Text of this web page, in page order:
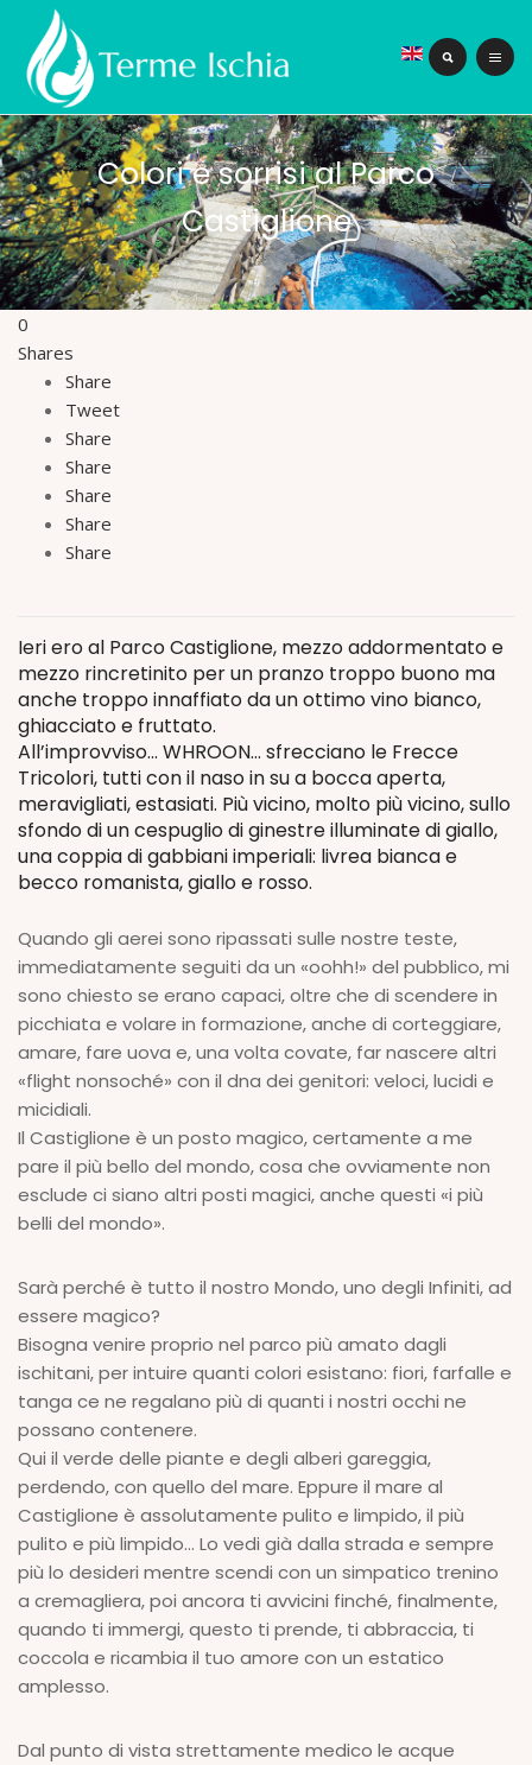
Colori e sorrisi al Parco
Castiglione
0
Shares
Share
Tweet
Share
Share
Share
Share
Share
Ieri ero al Parco Castiglione, mezzo addormentato e
mezzo rincretinito per un pranzo troppo buono ma
anche troppo innaffiato da un ottimo vino bianco,
ghiacciato e fruttato.
All’improvviso... WHROON... sfrecciano le Frecce
Tricolori, tutti con il naso in su a bocca aperta,
meravigliati, estasiati. Più vicino, molto più vicino, sullo
sfondo di un cespuglio di ginestre illuminate di giallo,
una coppia di gabbiani imperiali: livrea bianca e
becco romanista, giallo e rosso.
Quando gli aerei sono ripassati sulle nostre teste,
immediatamente seguiti da un «oohh!» del pubblico, mi
sono chiesto se erano capaci, oltre che di scendere in
picchiata e volare in formazione, anche di corteggiare,
amare, fare uova e, una volta covate, far nascere altri
«flight nonsoché» con il dna dei genitori: veloci, lucidi e
micidiali.
Il Castiglione è un posto magico, certamente a me
pare il più bello del mondo, cosa che ovviamente non
esclude ci siano altri posti magici, anche questi «i più
belli del mondo».
Sarà perché è tutto il nostro Mondo, uno degli Infiniti, ad
essere magico?
Bisogna venire proprio nel parco più amato dagli
ischitani, per intuire quanti colori esistano: fiori, farfalle e
tanga ce ne regalano più di quanti i nostri occhi ne
possano contenere.
Qui il verde delle piante e degli alberi gareggia,
perdendo, con quello del mare. Eppure il mare al
Castiglione è assolutamente pulito e limpido, il più
pulito e più limpido... Lo vedi già dalla strada e sempre
più lo desideri mentre scendi con un simpatico trenino
a cremagliera, poi ancora ti avvicini finché, finalmente,
quando ti immergi, questo ti prende, ti abbraccia, ti
coccola e ricambia il tuo amore con un estatico
amplesso.
Dal punto di vista strettamente medico le acque